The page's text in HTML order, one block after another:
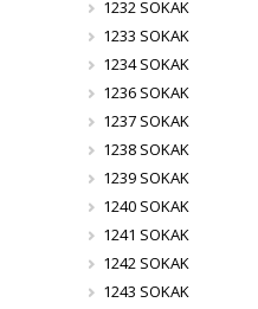
1232 SOKAK
1233 SOKAK
1234 SOKAK
1236 SOKAK
1237 SOKAK
1238 SOKAK
1239 SOKAK
1240 SOKAK
1241 SOKAK
1242 SOKAK
1243 SOKAK